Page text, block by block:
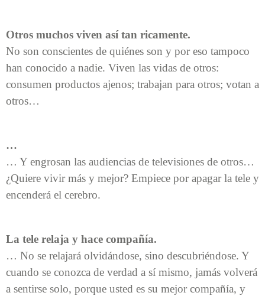
Otros muchos viven así tan ricamente.
No son conscientes de quiénes son y por eso tampoco
han conocido a nadie. Viven las vidas de otros:
consumen productos ajenos; trabajan para otros; votan a
otros…
…
… Y engrosan las audiencias de televisiones de otros…
¿Quiere vivir más y mejor? Empiece por apagar la tele y
encenderá el cerebro.
La tele relaja y hace compañía.
… No se relajará olvidándose, sino descubriéndose. Y
cuando se conozca de verdad a sí mismo, jamás volverá
a sentirse solo, porque usted es su mejor compañía, y